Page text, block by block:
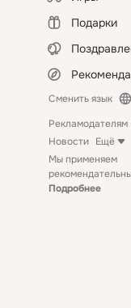
Подарки
Сменить язык
Рекламодателям
Новости Ещё
Мы применяем
Подробнее